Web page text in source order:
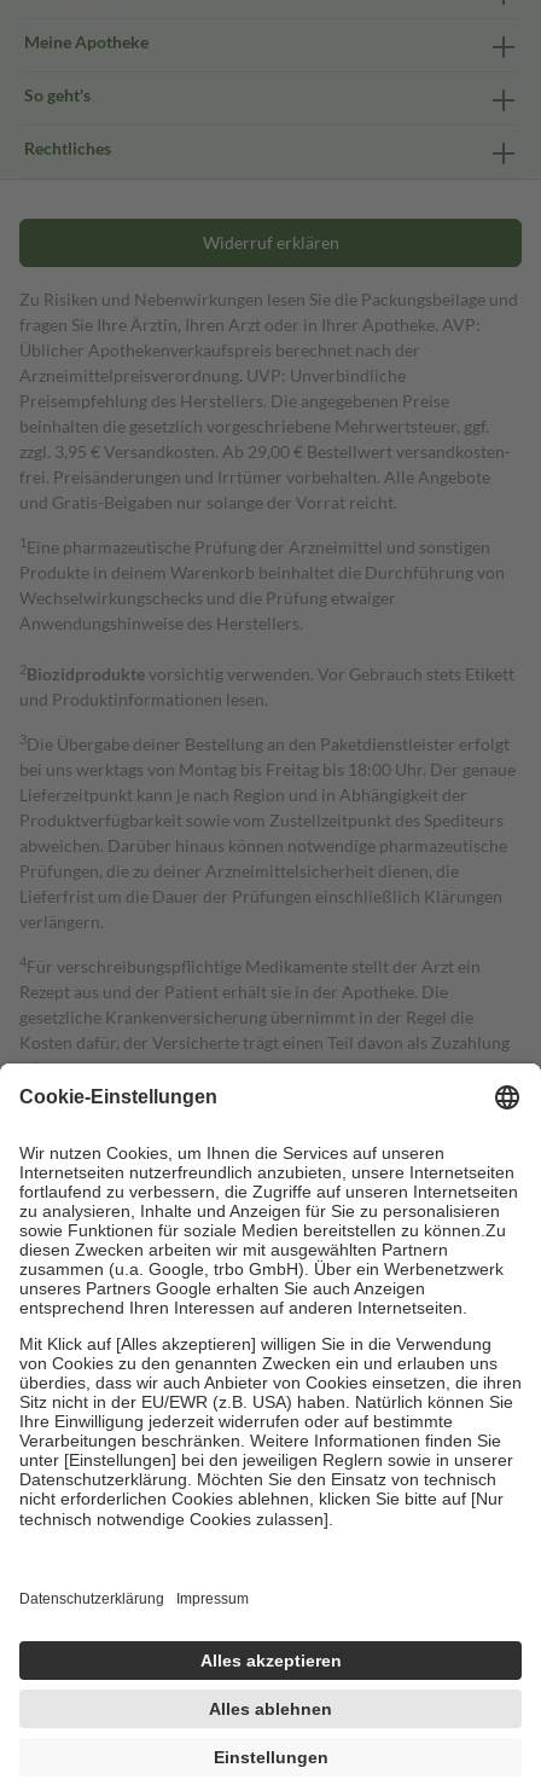
Meine Apotheke
So geht's
Rechtliches
Widerruf erklären
Zu Risiken und Nebenwirkungen lesen Sie die Packungsbeilage und
fragen Sie Ihre Ärztin, Ihren Arzt oder in Ihrer Apotheke. AVP:
Üblicher Apothekenverkaufspreis berechnet nach der
Arzneimittelpreisverordnung. UVP: Unverbindliche
Preisempfehlung des Herstellers. Die angegebenen Preise
beinhalten die gesetzlich vorgeschriebene Mehrwertsteuer, ggf.
zzgl. 3,95 € Versandkosten. Ab 29,00 € Bestell­wert versand­kosten­
frei. Preisänderungen und Irrtümer vorbehalten. Alle Angebote
und Gratis-Beigaben nur solange der Vorrat reicht.
1 Eine pharmazeutische Prüfung der Arzneimittel und sonstigen
Produkte in deinem Warenkorb beinhaltet die Durchführung von
Wechselwirkungschecks und die Prüfung etwaiger
Anwendungshinweise des Herstellers.
2Biozidproduktevorsichtig verwenden. Vor Gebrauch stets Etikett
und Produktinformationen lesen.
3Die Übergabe deiner Bestellung an den Paketdienstleister erfolgt
bei uns werktags von Montag bis Freitag bis 18:00 Uhr. Der genaue
Lieferzeitpunkt kann je nach Region und in Abhängigkeit der
Produktverfügbarkeit sowie vom Zustellzeitpunkt des Spediteurs
abweichen. Darüber hinaus können notwendige pharmazeutische
Prüfungen, die zu deiner Arzneimittelsicherheit dienen, die
Lieferfrist um die Dauer der Prüfungen einschließlich Klärungen
verlängern.
4Für verschreibungspflichtige Medikamente stellt der Arzt ein
Rezept aus und der Patient erhält sie in der Apotheke. Die
gesetzliche Krankenversicherung übernimmt in der Regel die
Kosten dafür, der Versicherte trägt einen Teil davon als Zuzahlung
mit.
Grundsätzlich leisten Mitglieder Zuzahlungen in Höhe von zehn
höchstens zehn Euro.
Es sind jedoch nie mehr als die tatsächlichen
Kosten der Leistung zu entrichten.
Diese Regeln gelten grundsätzlich auch für Online-Apotheken.
Bei Heilmitteln und häuslicher Krankenpflege beträgt die
Zuzahlung zehn Prozent der Kosten sowie zehn Euro je
Verordnung.
Um das Engagement der Versicherten für ihre eigene Gesundheit zu
stärken und die besondere Stellung der Familie zu unterstützen,
fallenkeine Zuzahlungenan bei:
• Kindern und Jugendlichen bis zum vollendeten 18. Lebensjahr
mit Ausnahme der Fahrkosten
• Untersuchungen zur Vorsorge und Früherkennung, die von der
GKV getragen werden
• empfohlenen Schutzimpfungen
• Harn- und Blutteststreifen
getroffen, um sicherzustellen, dass es sich um echte Bewertungen
https://help.etrusted.com/hc/de/articles/4419944605341
Einige Bilder und Inhalte wurden unter Zuhilfenahme künstlicher